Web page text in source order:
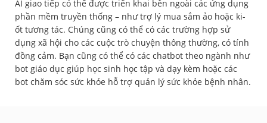
AI giao tiếp có thể được triển khai bên ngoài các ứng dụng
phần mềm truyền thống – như trợ lý mua sắm ảo hoặc ki-
ốt tương tác. Chúng cũng có thể có các trường hợp sử
dụng xã hội cho các cuộc trò chuyện thông thường, có tính
đồng cảm. Bạn cũng có thể có các chatbot theo ngành như
bot giáo dục giúp học sinh học tập và dạy kèm hoặc các
bot chăm sóc sức khỏe hỗ trợ quản lý sức khỏe bệnh nhân.